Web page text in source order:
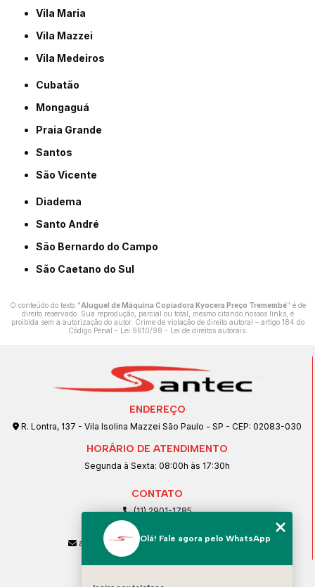
Vila Maria
Vila Mazzei
Vila Medeiros
Cubatão
Mongaguá
Praia Grande
Santos
São Vicente
Diadema
Santo André
São Bernardo do Campo
São Caetano do Sul
O conteúdo do texto "Aluguel de Máquina Copiadora Kyocera Preço Tremembé" é de
direito reservado. Sua reprodução, parcial ou total, mesmo citando nossos links, é
proibida sem a autorização do autor. Crime de violação de direito autoral – artigo 184 do
Código Penal – Lei 9610/98 - Lei de direitos autorais.
ENDEREÇO
R. Lontra, 137 - Vila Isolina Mazzei São Paulo - SP - CEP: 02083-030
HORÁRIO DE ATENDIMENTO
Segunda à Sexta: 08:00h às 17:30h
CONTATO
(11) 2901-1785
(11) 99239-1832
atendimento@santeccopiadoras.com.br
Olá! Fale agora pelo WhatsApp